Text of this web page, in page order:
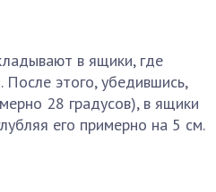
в ящики, где
этого, убедившись,
28 градусов), в ящики
его примерно на 5 см.